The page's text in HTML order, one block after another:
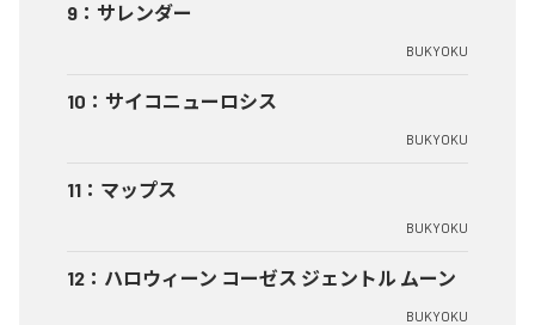
9 ： サレンダー
BUKYOKU
10 ： サイコニューロシス
BUKYOKU
11 ： マップス
BUKYOKU
12 ： ハロウィーン コーゼス ジェントル ムーン
BUKYOKU